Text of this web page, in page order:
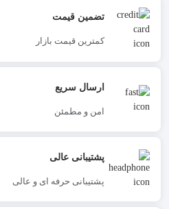
تضمین قیمت
کمترین قیمت بازار
ارسال سریع
امن و مطمئن
پشتیبانی عالی
پشتیبانی حرفه ای و عالی